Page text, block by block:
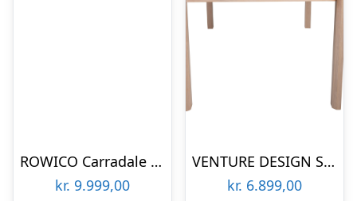
ROWICO Carradale spisebord, m. udtræk – brun eg og sort metal (170×100)
kr. 9.999,00
VENTURE DESIGN Slider spisebord, m. 2 tillægsplader – hvidvasket egetræsfiner og egetræ (170×95)
kr. 6.899,00